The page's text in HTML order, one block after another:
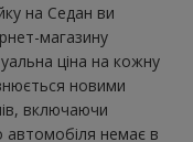
на Седан ви
магазину
ціна на кожну
новими
включаючи
автомобіля немає в